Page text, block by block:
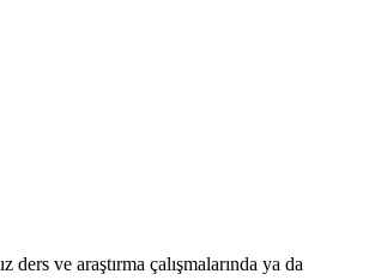
ders ve araştırma çalışmalarında ya da